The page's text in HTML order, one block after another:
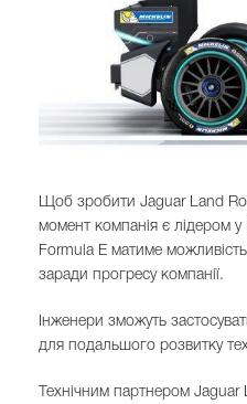
Щоб зробити Jaguar Land
момент компанія є лідером у
Formula E матиме
заради прогресу компанії.
Інженери зможуть
для подальшого розвитку
Технічним партнером